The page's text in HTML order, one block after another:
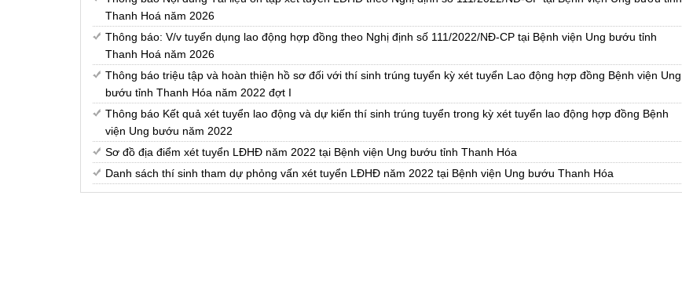
Thanh Hoá năm 2026
Thông báo: V/v tuyển dụng lao động hợp đồng theo Nghị định số 111/2022/NĐ-CP tại Bệnh viện Ung bướu tỉnh
Thanh Hoá năm 2026
Thông báo triệu tập và hoàn thiện hồ sơ đối với thí sinh trúng tuyển kỳ xét tuyển Lao động hợp đồng Bệnh viện Ung
bướu tỉnh Thanh Hóa năm 2022 đợt I
Thông báo Kết quả xét tuyển lao động và dự kiến thí sinh trúng tuyển trong kỳ xét tuyển lao động hợp đồng Bệnh
viện Ung bướu năm 2022
Sơ đồ địa điểm xét tuyển LĐHĐ năm 2022 tại Bệnh viện Ung bướu tỉnh Thanh Hóa
Danh sách thí sinh tham dự phỏng vấn xét tuyển LĐHĐ năm 2022 tại Bệnh viện Ung bướu Thanh Hóa